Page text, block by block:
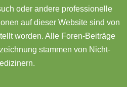
oder andere professionelle
auf dieser Website sind von
worden. Alle Foren-Beiträge
stammen von Nicht-